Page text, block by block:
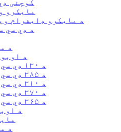
کوچنی
مایکرو
د مایکرو ډایفرام
د ډي سي
د
د
د ۱۳۰ ډي سي اوبو پمپ
د ۳۸۵ ډي سي اوبو پمپ
د ۳۱۰ ډي سي اوبو پمپ
د ۳۷۰ ډي سي اوبو پمپ
د ۳۶۵ ډي سي اوبو پمپ
۲۸۰ د
د